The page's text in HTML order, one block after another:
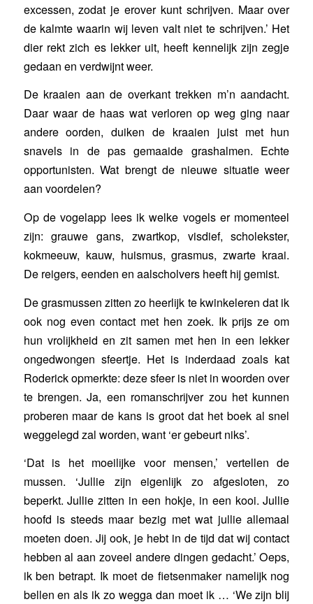
excessen, zodat je erover kunt schrijven. Maar over
de kalmte waarin wij leven valt niet te schrijven.’ Het
dier rekt zich es lekker uit, heeft kennelijk zijn zegje
gedaan en verdwijnt weer.
De kraaien aan de overkant trekken m’n aandacht.
Daar waar de haas wat verloren op weg ging naar
andere oorden, duiken de kraaien juist met hun
snavels in de pas gemaaide grashalmen. Echte
opportunisten. Wat brengt de nieuwe situatie weer
aan voordelen?
Op de vogelapp lees ik welke vogels er momenteel
zijn: grauwe gans, zwartkop, visdief, scholekster,
kokmeeuw, kauw, huismus, grasmus, zwarte kraai.
De reigers, eenden en aalscholvers heeft hij gemist.
De grasmussen zitten zo heerlijk te kwinkeleren dat ik
ook nog even contact met hen zoek. Ik prijs ze om
hun vrolijkheid en zit samen met hen in een lekker
ongedwongen sfeertje. Het is inderdaad zoals kat
Roderick opmerkte: deze sfeer is niet in woorden over
te brengen. Ja, een romanschrijver zou het kunnen
proberen maar de kans is groot dat het boek al snel
weggelegd zal worden, want ‘er gebeurt niks’.
‘Dat is het moeilijke voor mensen,’ vertellen de
mussen. ‘Jullie zijn eigenlijk zo afgesloten, zo
beperkt. Jullie zitten in een hokje, in een kooi. Jullie
hoofd is steeds maar bezig met wat jullie allemaal
moeten doen. Jij ook, je hebt in de tijd dat wij contact
hebben al aan zoveel andere dingen gedacht.’ Oeps,
ik ben betrapt. Ik moet de fietsenmaker namelijk nog
bellen en als ik zo wegga dan moet ik … ‘We zijn blij